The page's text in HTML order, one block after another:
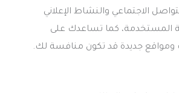
الاجتماعي والنشاط الإعلاني
المستخدمة، كما تساعدك على
جديدة قد تكون منافسة لك.